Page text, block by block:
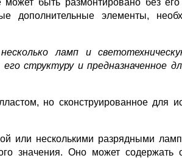
дополнительные элементы,
ламп и
структуру и предназначенное
но сконструированное для
или несколькими разрядными
значения. Оно может содержать